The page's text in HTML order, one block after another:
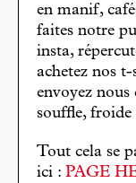
en manif,
faites notre
insta,
achetez nos
envoyez nous
souffle, froide
Tout cela se
ici : PAGE